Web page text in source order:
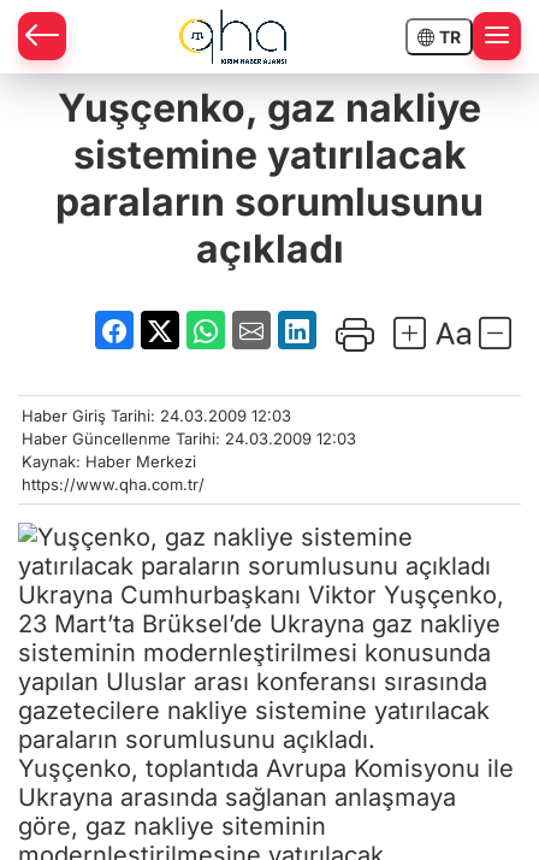
TR
Yuşçenko, gaz nakliye
sistemine yatırılacak
paraların sorumlusunu
açıkladı
Haber Giriş Tarihi: 24.03.2009 12:03
Haber Güncellenme Tarihi: 24.03.2009 12:03
Kaynak: Haber Merkezi
https://www.qha.com.tr/
Ukrayna Cumhurbaşkanı Viktor Yuşçenko,
23 Mart’ta Brüksel’de Ukrayna gaz nakliye
sisteminin modernleştirilmesi konusunda
yapılan Uluslar arası konferansı sırasında
gazetecilere nakliye sistemine yatırılacak
paraların sorumlusunu açıkladı.
Yuşçenko, toplantıda Avrupa Komisyonu ile
Ukrayna arasında sağlanan anlaşmaya
göre, gaz nakliye siteminin